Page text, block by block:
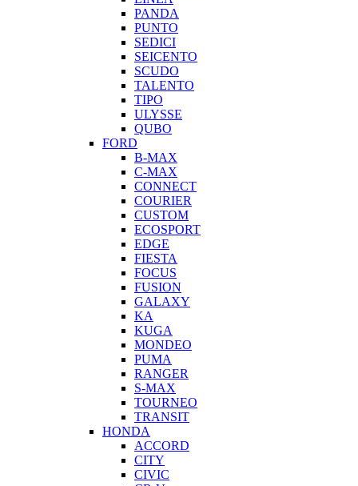
PANDA
PUNTO
SEDICI
SEICENTO
SCUDO
TALENTO
TIPO
ULYSSE
QUBO
FORD
B-MAX
C-MAX
CONNECT
COURIER
CUSTOM
ECOSPORT
EDGE
FIESTA
FOCUS
FUSION
GALAXY
KA
KUGA
MONDEO
PUMA
RANGER
S-MAX
TOURNEO
TRANSIT
HONDA
ACCORD
CITY
CIVIC